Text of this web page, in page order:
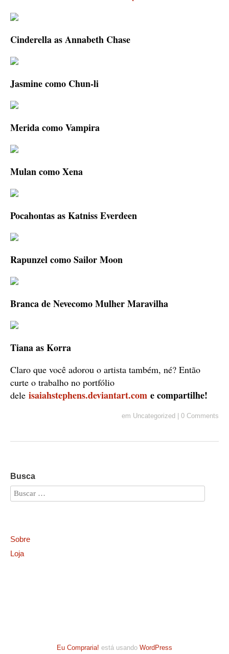
Cinderella as Annabeth Chase
Jasmine como Chun-li
Merida como Vampira
Mulan como Xena
Pocahontas as Katniss Everdeen
Rapunzel como Sailor Moon
Branca de Nevecomo Mulher Maravilha
Tiana as Korra
Claro que você adorou o artista também, né? Então
curte o trabalho no portfólio
dele isaiahstephens.deviantart.com e compartilhe!
em Uncategorized 0 Comments
Busca
Sobre
Loja
Eu Compraria! está usando WordPress